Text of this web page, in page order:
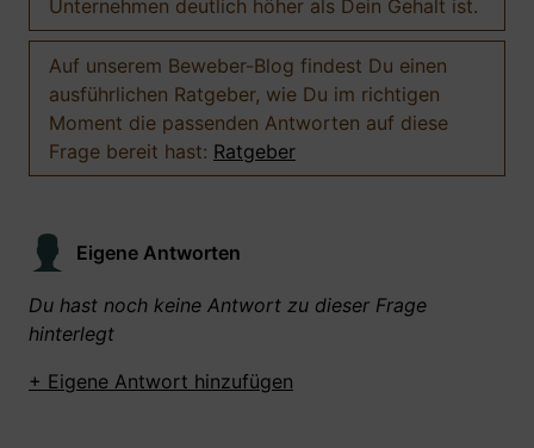
Unternehmen deutlich höher als Dein Gehalt ist.
Auf unserem Beweber-Blog findest Du einen
ausführlichen Ratgeber, wie Du im richtigen
Moment die passenden Antworten auf diese
Frage bereit hast: Ratgeber
Eigene Antworten
Du hast noch keine Antwort zu dieser Frage
hinterlegt
+ Eigene Antwort hinzufügen